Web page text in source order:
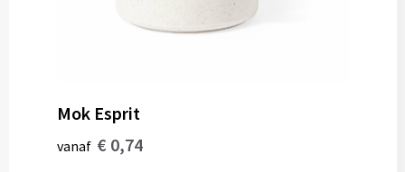
Mok Esprit
vanaf € 0,74